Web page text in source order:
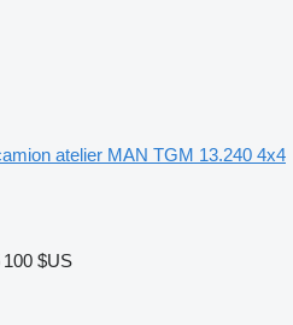
atelier MAN TGM 13.240 4x4
100 $US